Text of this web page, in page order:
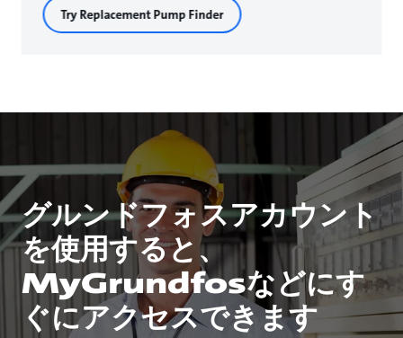
Try Replacement Pump Finder
グルンドフォスアカウント
を使用すると、
MyGrundfosなどにす
ぐにアクセスできます